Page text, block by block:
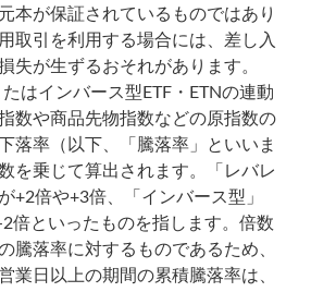
本が保証されているものではあり
取引を利用する場合には、差し入
失が生ずるおそれがあります。
はインバース型ETF・ETNの連動
数や商品先物指数などの原指数の
落率（以下、「騰落率」といいま
を乗じて算出されます。「レバレ
+2倍や+3倍、「インバース型」
倍といったものを指します。倍数
騰落率に対するものであるため、
業日以上の期間の累積騰落率は、